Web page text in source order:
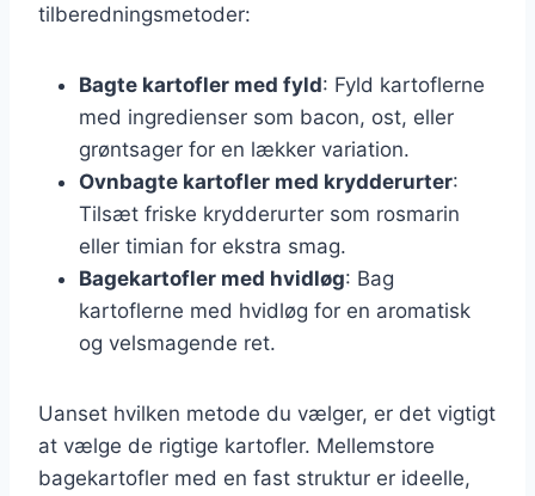
tilberedningsmetoder:
Bagte kartofler med fyld: Fyld kartoflerne
med ingredienser som bacon, ost, eller
grøntsager for en lækker variation.
Ovnbagte kartofler med krydderurter:
Tilsæt friske krydderurter som rosmarin
eller timian for ekstra smag.
Bagekartofler med hvidløg: Bag
kartoflerne med hvidløg for en aromatisk
og velsmagende ret.
Uanset hvilken metode du vælger, er det vigtigt
at vælge de rigtige kartofler. Mellemstore
bagekartofler med en fast struktur er ideelle,